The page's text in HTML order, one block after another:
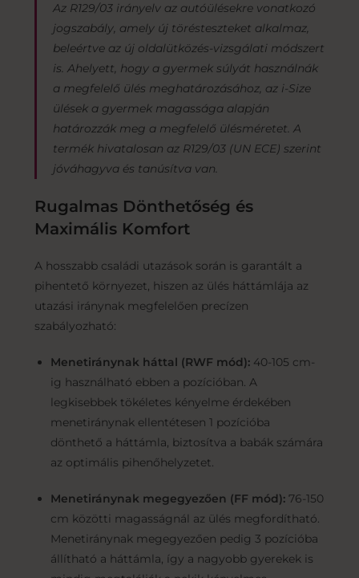
Az R129/03 irányelv az autóülésekre vonatkozó
jogszabály, amely új törésteszteket alkalmaz,
beleértve az új oldalütközés-vizsgálati módszert
is. Ahelyett, hogy a gyermek súlyát használnák
a megfelelő ülés meghatározásához, az i-Size
ülések a gyermek magassága alapján
határozzák meg a megfelelő ülésméretet. A
termék hivatalosan az R129/03 (UN ECE) szerint
jóváhagyva és tanúsítva van.
Rugalmas Dönthetőség és
Maximális Komfort
A hosszabb családi utazások során is garantált a
pihentető környezet, hiszen az ülés háttámlája az
utazási iránynak megfelelően precízen
szabályozható:
Menetiránynak háttal (RWF mód):40-105 cm-
ig használható ebben a pozícióban. A
legkisebbek tökéletes kényelme érdekében
menetiránynak ellentétesen 1 pozícióba
dönthető a háttámla, biztosítva a babák számára
az optimális pihenőhelyzetet.
Menetiránynak megegyezően (FF mód):76-150
cm közötti magasságnál az ülés megfordítható.
Menetiránynak megegyezően pedig 3 pozícióba
állítható a háttámla, így a nagyobb gyerekek is